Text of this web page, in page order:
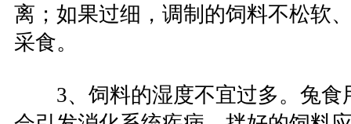
离；如果过细，调制的饲料不松软
采食。
3、饲料的湿度不宜过多。兔食